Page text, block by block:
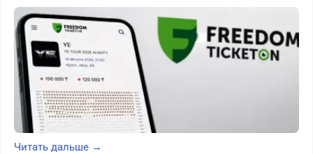
Читать дальше →